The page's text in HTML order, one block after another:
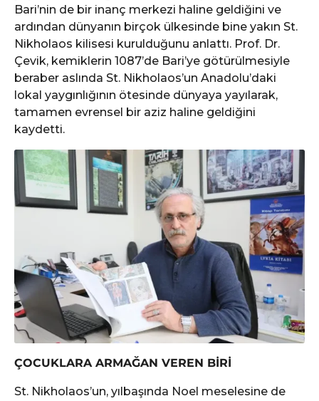
Bari’nin de bir inanç merkezi haline geldiğini ve
ardından dünyanın birçok ülkesinde bine yakın St.
Nikholaos kilisesi kurulduğunu anlattı. Prof. Dr.
Çevik, kemiklerin 1087’de Bari’ye götürülmesiyle
beraber aslında St. Nikholaos’un Anadolu’daki
lokal yaygınlığının ötesinde dünyaya yayılarak,
tamamen evrensel bir aziz haline geldiğini
kaydetti.
ÇOCUKLARA ARMAĞAN VEREN BİRİ
St. Nikholaos’un, yılbaşında Noel meselesine de